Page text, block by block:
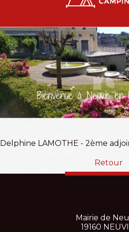
Bienvenue à Neuvic en
Delphine LAMOTHE - 2ème
Retour
Mairie de
19160